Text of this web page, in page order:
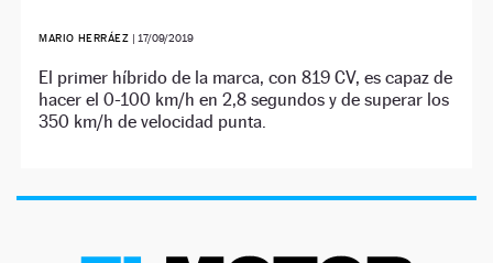
MARIO HERRÁEZ | 17/09/2019
El primer híbrido de la marca, con 819 CV, es capaz de
hacer el 0-100 km/h en 2,8 segundos y de superar los
350 km/h de velocidad punta.